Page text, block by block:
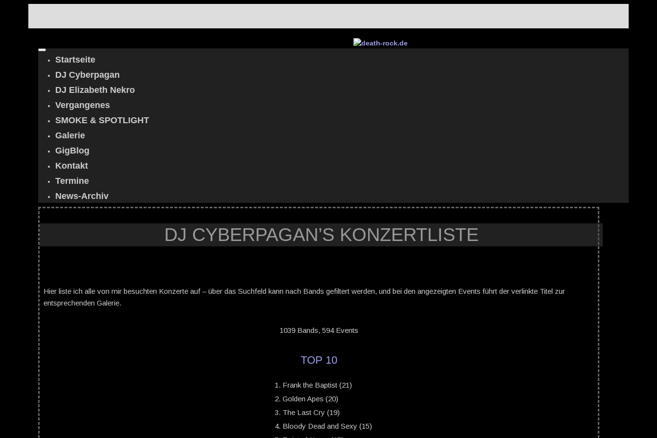
Startseite
DJ Cyberpagan
DJ Elizabeth Nekro
Vergangenes
SMOKE & SPOTLIGHT
Galerie
GigBlog
Kontakt
Termine
News-Archiv
DJ CYBERPAGAN’S KONZERTLISTE
Hier liste ich alle von mir besuchten Konzerte auf – über das Suchfeld kann nach Bands gefiltert werden, und bei den angezeigten Events führt der verlinkte Titel zur
entsprechenden Galerie.
1039 Bands, 594 Events
TOP 10
Frank the Baptist (21)
Golden Apes (20)
The Last Cry (19)
Bloody Dead and Sexy (15)